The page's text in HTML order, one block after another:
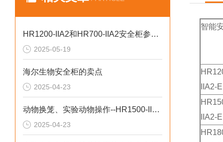
HR1200-IIA2和HR700-IIA2安全柜参数对比
2025-05-19
海尔生物安全柜的卖点
2025-04-23
动物换笼、实验动物操作--HR1500-IIA2-DW生物安全柜
2025-04-23
智能
HR
IIA2-E
HR
IIA2-E
HR